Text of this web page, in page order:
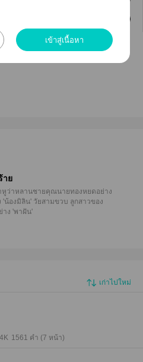
าย
ว่าหลานชายคุณนายทองหยดอย่าง
'น้องมิลิน' วัยสามขวบ ลูกสาวของ
าง 'พาฝัน'
เก่าไปใหม่
1561 คำ (7 หน้า)
เข้าสู่เนื้อหา